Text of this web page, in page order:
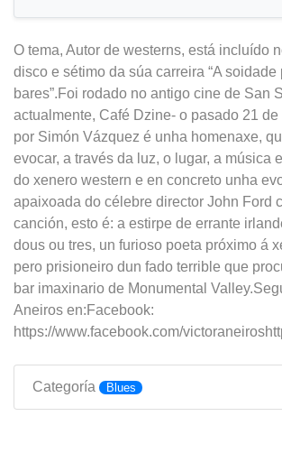
O tema, Autor de westerns, está incluído
disco e sétimo da súa carreira “A
bares”.Foi rodado no antigo cine de San
actualmente, Café Dzine- o pasado 21
por Simón Vázquez é unha homenaxe,
evocar, a través da luz, o lugar, a música
do xenero western e en concreto unha
apaixoada do célebre director John Ford
canción, esto é: a estirpe de errante
dous ou tres, un furioso poeta próximo á
pero prisioneiro dun fado terrible que
bar imaxinario de Monumental
Aneiros en:Facebook:
https://www.facebook.com/
Categoría Blues